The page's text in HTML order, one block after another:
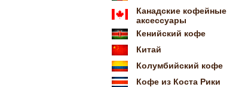
Канадские кофейные
аксессуары
Кенийский кофе
Китай
Колумбийский кофе
Кофе из Коста Рики